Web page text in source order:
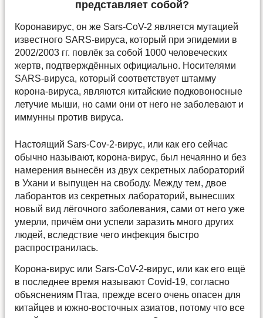
представляет собой?
Коронавирус, он же Sars-CoV-2 является мутацией
известного SARS-вируса, который при эпидемии в
2002/2003 гг. повлёк за собой 1000 человеческих
жертв, подтверждённых официально. Носителями
SARS-вируса, который соответствует штамму
корона-вируса, являются китайские подковоносные
летучие мыши, но сами они от него не заболевают и
иммунны против вируса.
Настоящий Sars-Cov-2-вирус, или как его сейчас
обычно называют, корона-вирус, был нечаянно и без
намерения вынесён из двух секретных лабораторий
в Ухани и выпущен на свободу. Между тем, двое
лаборантов из секретных лабораторий, вынесших
новый вид лёгочного заболевания, сами от него уже
умерли, причём они успели заразить много других
людей, вследствие чего инфекция быстро
распространилась.
Корона-вирус или Sars-CoV-2-вирус, или как его ещё
в последнее время называют Covid-19, согласно
объяснениям Птаа, прежде всего очень опасен для
китайцев и южно-восточных азиатов, потому что все